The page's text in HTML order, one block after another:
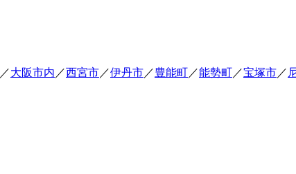
／大阪市内 ／西宮市／伊丹市／豊能町／能勢町／宝塚市／